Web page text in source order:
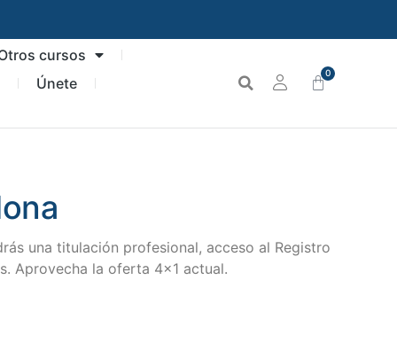
cursos
Únete
0
una titulación profesional, acceso al Registro
Aprovecha la oferta 4×1 actual.